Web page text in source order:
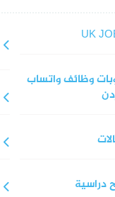
UK
وظائف واتساب
دراسية